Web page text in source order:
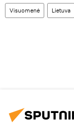
Visuomenė Lietuva